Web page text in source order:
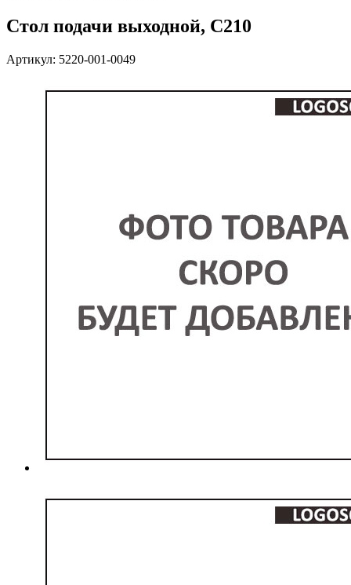
Стол подачи выходной, C210
Артикул: 5220-001-0049